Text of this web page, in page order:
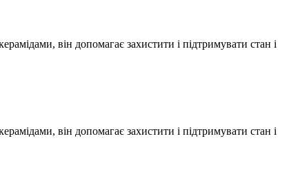
він допомагає захистити і підтримувати стан і
він допомагає захистити і підтримувати стан і